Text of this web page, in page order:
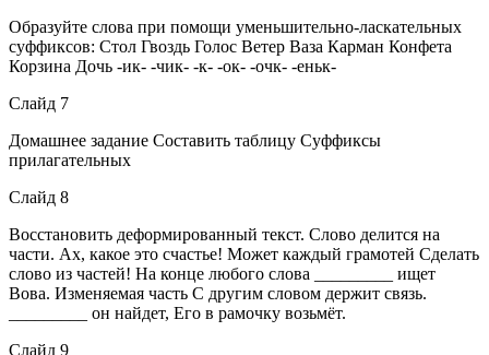
Образуйте слова при помощи уменьшительно-ласкательных
суффиксов: Стол Гвоздь Голос Ветер Ваза Карман Конфета
Корзина Дочь -ик- -чик- -к- -ок- -очк- -еньк-
Слайд 7
Домашнее задание Составить таблицу Суффиксы
прилагательных
Слайд 8
Восстановить деформированный текст. Слово делится на
части. Ах, какое это счастье! Может каждый грамотей Сделать
слово из частей! На конце любого слова _________ ищет
Вова. Изменяемая часть С другим словом держит связь.
_________ он найдет, Его в рамочку возьмёт.
Слайд 9